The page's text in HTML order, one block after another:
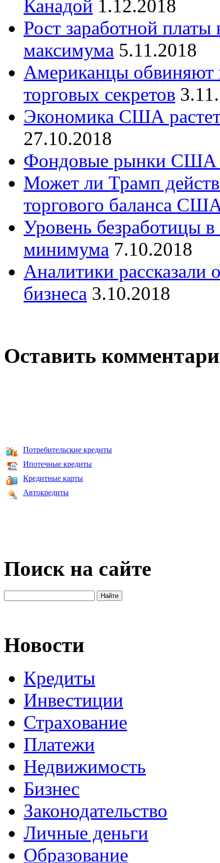
Канадой 1.12.2018
Рост заработной
максимума 5.11.2018
Американцы обвиняют
торговых секретов
Экономика США
27.10.2018
Фондовые рынки США
Может ли Трамп
торгового баланса
Уровень безработицы
минимума 7.10.2018
Аналитики рассказали
бизнеса 3.10.2018
Оставить
Потребительские кредиты
Ипотечные кредиты
Кредитные карты
Автокредиты
Поиск на сайте
Новости
Кредиты
Инвестиции
Страхование
Платежи
Недвижимость
Бизнес
Законодательство
Личные деньги
Образование